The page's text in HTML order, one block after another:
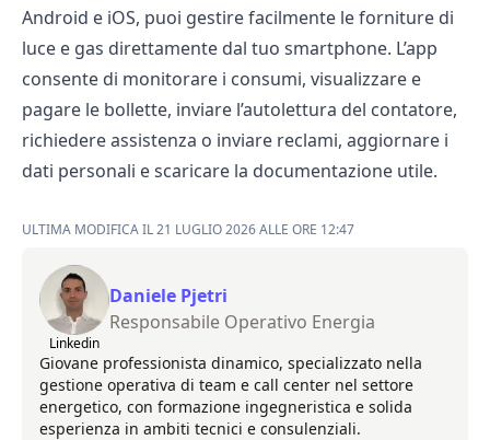
Android e iOS, puoi gestire facilmente le forniture di
luce e gas direttamente dal tuo smartphone. L’app
consente di monitorare i consumi, visualizzare e
pagare le bollette, inviare l’autolettura del contatore,
richiedere assistenza o inviare reclami, aggiornare i
dati personali e scaricare la documentazione utile.
ULTIMA MODIFICA IL 21 LUGLIO 2026 ALLE ORE 12:47
Linkedin
Daniele Pjetri
Responsabile Operativo Energia
Giovane professionista dinamico, specializzato nella
gestione operativa di team e call center nel settore
energetico, con formazione ingegneristica e solida
esperienza in ambiti tecnici e consulenziali.